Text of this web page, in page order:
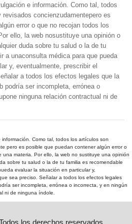
e información. Como tal, todos
concienzudamentepero es
error o que no recojan todos los
ello, la web nosustituye una opinión o
duda sobre tu salud o la de tu
a unaconsulta médica para que pueda
y, eventualmente, prescribir el
a todos los efectos legales que la
podría ser incompleta, errónea o
ninguna relación contractual ni de
Como tal, todos los artículos son
pero es posible que puedan contener algún error o
materia. Por ello, la web no sustituye una opinión
sobre tu salud o la de tu familia es recomendable
evaluar la situación en particular y,
sea preciso. Señalar a todos los efectos legales
ser incompleta, errónea o incorrecta, y en ningún
ni de ninguna índole.
los derechos reservados.